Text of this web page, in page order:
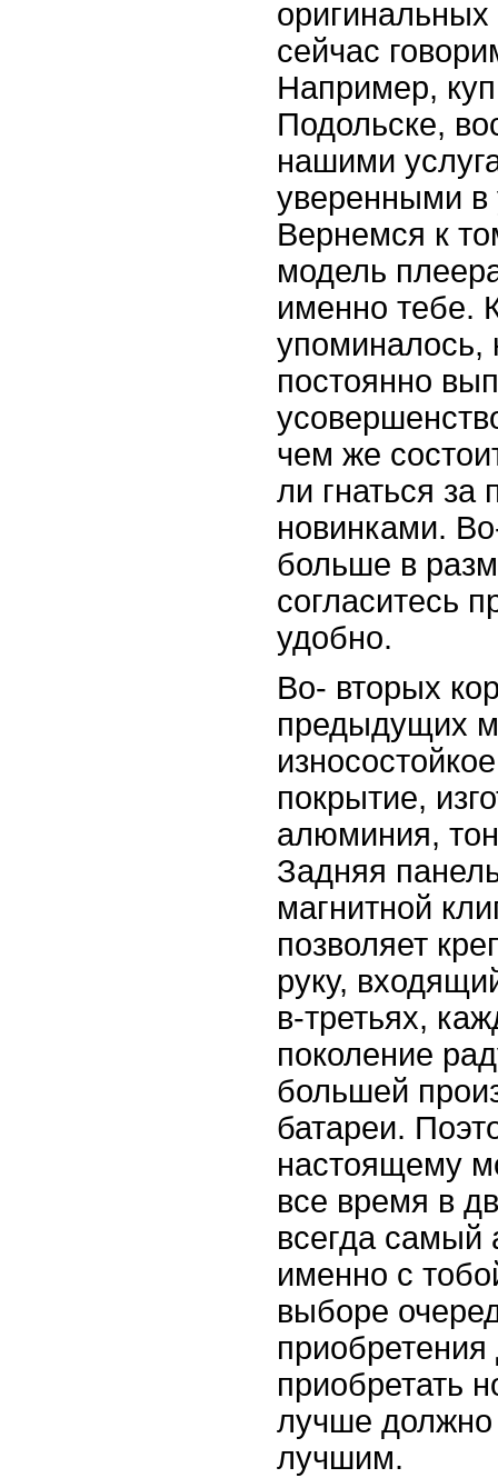
сейчас
Например,
Подольске,
нашими
уверенными в
Вернемся к
модель
именно тебе.
упоминалось,
постоянно
чем же
ли гнаться
новинками.
больше в
согласитесь
удобно.
Во- вторых
предыдущих
покрытие,
алюминия,
Задняя
магнитной
позволяет
руку,
в-третьях,
поколение
большей
батареи.
настоящему
все время в
всегда самый
именно с
выборе
приобретения
приобретать
лучше должно
лучшим.